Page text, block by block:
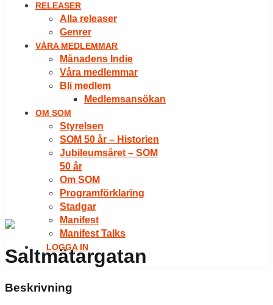
RELEASER
Alla releaser
Genrer
VÅRA MEDLEMMAR
Månadens Indie
Våra medlemmar
Bli medlem
Medlemsansökan
OM SOM
Styrelsen
SOM 50 år – Historien
Jubileumsåret – SOM
50 år
Om SOM
Programförklaring
Stadgar
Manifest
Manifest Talks
LOGGA IN
Saltmätargatan
Beskrivning